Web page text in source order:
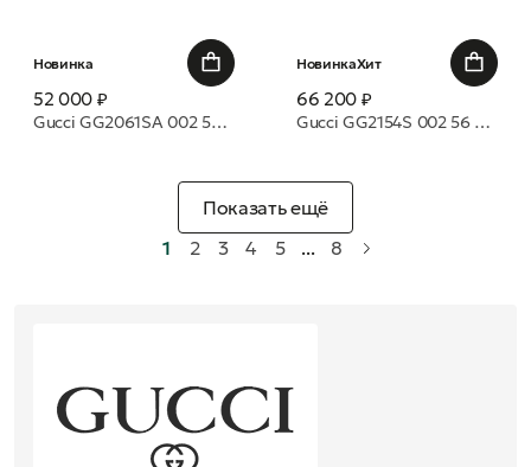
Новинка
52 000 ₽
Gucci GG2061SA 002 55 очки с/з
НовинкаХит
66 200 ₽
Gucci GG2154S 002 56 очки с/з
Показать ещё
1
2 3 4 5 ... 8